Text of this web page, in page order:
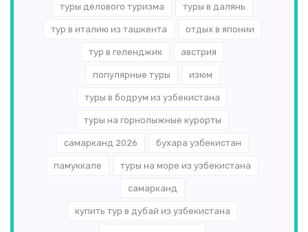
туры делового туризма туры в далянь
тур в италию из ташкента отдых в японии
тур в геленджик австрия
популярные туры изюм
туры в бодрум из узбекистана
туры на горнолыжные курорты
самарканд 2026 бухара узбекистан
памуккале туры на море из узбекистана
самарканд
купить тур в дубай из узбекистана